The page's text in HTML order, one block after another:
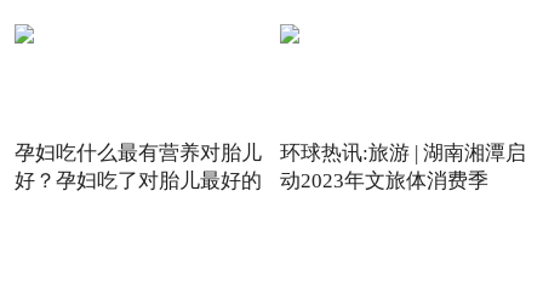
孕妇吃什么最有营养对胎儿
好？孕妇吃了对胎儿最好的
环球热讯:旅游 | 湖南湘潭启
动2023年文旅体消费季